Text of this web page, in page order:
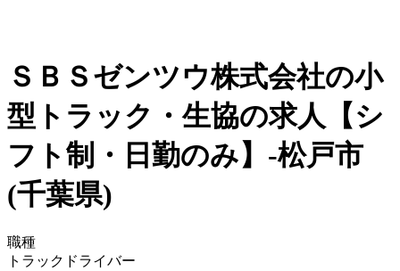
ＳＢＳゼンツウ株式会社の小
型トラック・生協の求人【シ
フト制・日勤のみ】-松戸市
(千葉県)
職種
トラックドライバー